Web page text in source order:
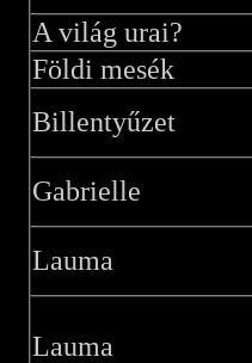
A világ urai?
Földi mesék
Billentyűzet
Gabrielle
Lauma
Lauma